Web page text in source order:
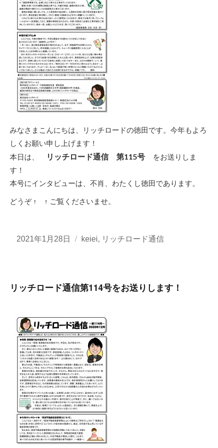
みなさまこんにちは、リッチロードの徳田です。今年もよろ
しくお願い申し上げます！
本日は、
リッチロード通信 第115号
をお送りしま
す！
本号にインタビューは、不肖、わたくし徳田であります。
どうぞ ↑ ↑ ご覧くださいませ。
投
2021年1月28日
カ
ー
keiei, リッチロード通信
リッチロード通信第114号をお送りします！